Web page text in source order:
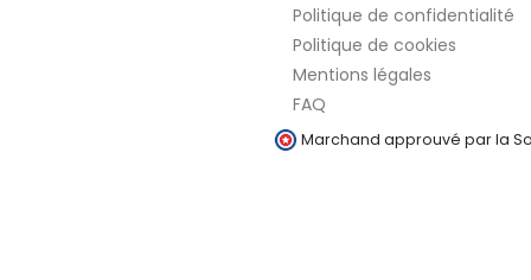
Politique de confidentialité
Politique de cookies
Mentions légales
FAQ
Marchand approuvé par la